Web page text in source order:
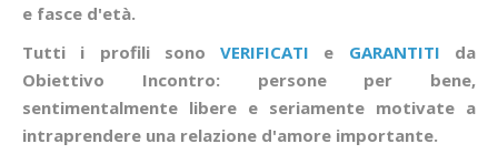
e fasce d'età.
Tutti i profili sonoVERIFICATI e GARANTITI da
Obiettivo Incontro: persone per bene,
sentimentalmente libere e seriamente motivate a
intraprendere una relazione d'amore importante.